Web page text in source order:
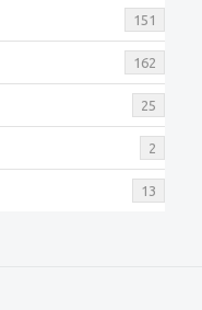
151
162
25
2
13